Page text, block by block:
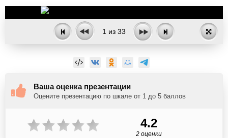
1 из 33
Ваша оценка презентации
Оцените презентацию по шкале от 1 до 5 баллов
4.2
2 оценки